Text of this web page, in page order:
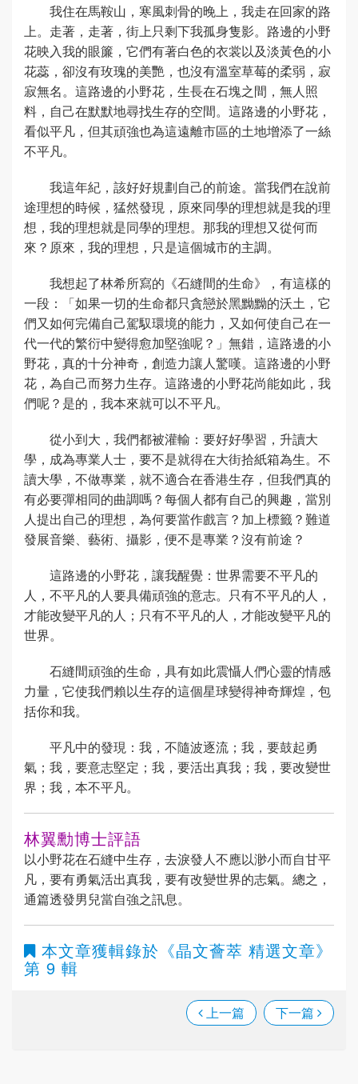
我住在馬鞍山，寒風刺骨的晚上，我走在回家的路
上。走著，走著，街上只剩下我孤身隻影。路邊的小野
花映入我的眼簾，它們有著白色的衣裳以及淡黃色的小
花蕊，卻沒有玫瑰的美艷，也沒有溫室草莓的柔弱，寂
寂無名。這路邊的小野花，生長在石塊之間，無人照
料，自己在默默地尋找生存的空間。這路邊的小野花，
看似平凡，但其頑強也為這遠離市區的土地增添了一絲
不平凡。
我這年紀，該好好規劃自己的前途。當我們在說前
途理想的時候，猛然發現，原來同學的理想就是我的理
想，我的理想就是同學的理想。那我的理想又從何而
來？原來，我的理想，只是這個城市的主調。
我想起了林希所寫的《石縫間的生命》，有這樣的
一段：「如果一切的生命都只貪戀於黑黝黝的沃土，它
們又如何完備自己駕馭環境的能力，又如何使自己在一
代一代的繁衍中變得愈加堅強呢？」無錯，這路邊的小
野花，真的十分神奇，創造力讓人驚嘆。這路邊的小野
花，為自己而努力生存。這路邊的小野花尚能如此，我
們呢？是的，我本來就可以不平凡。
從小到大，我們都被灌輸：要好好學習，升讀大
學，成為專業人士，要不是就得在大街拾紙箱為生。不
讀大學，不做專業，就不適合在香港生存，但我們真的
有必要彈相同的曲調嗎？每個人都有自己的興趣，當別
人提出自己的理想，為何要當作戲言？加上標籤？難道
發展音樂、藝術、攝影，便不是專業？沒有前途？
這路邊的小野花，讓我醒覺：世界需要不平凡的
人，不平凡的人要具備頑強的意志。只有不平凡的人，
才能改變平凡的人；只有不平凡的人，才能改變平凡的
世界。
石縫間頑強的生命，具有如此震懾人們心靈的情感
力量，它使我們賴以生存的這個星球變得神奇輝煌，包
括你和我。
平凡中的發現：我，不隨波逐流；我，要鼓起勇
氣；我，要意志堅定；我，要活出真我；我，要改變世
界；我，本不平凡。
林翼勳博士評語
以小野花在石縫中生存，去淚發人不應以渺小而自甘平
凡，要有勇氣活出真我，要有改變世界的志氣。總之，
通篇透發男兒當自強之訊息。
本文章獲輯錄於 《晶文薈萃 精選文章》
第 9 輯
上一篇 下一篇